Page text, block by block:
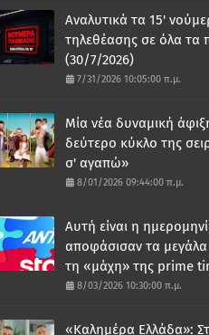
Αναλυτικά τα 15'
τηλεθέασης σε όλα τα
(30/7/2026)
7/31/2026 10:05:00 π.μ.
Μία νέα δυναμική
δεύτερο κύκλο της
σ' αγαπώ»
8/01/2026 09:44:00 π.μ.
Αυτή είναι η
αποφάσισαν τα μεγάλα
τη «μάχη» της prime
8/03/2026 10:30:00 π.μ.
«Καλημέρα Ελλάδα»: